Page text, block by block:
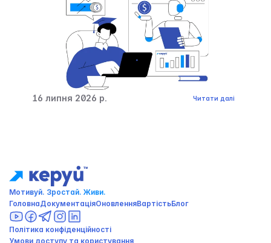
16 липня 2026 р. Читати далі
Мотивуй. Зростай. Живи.
ГоловнаДокументаціяОновленняВартістьБлог
Політика конфіденційності
Умови доступу та користування